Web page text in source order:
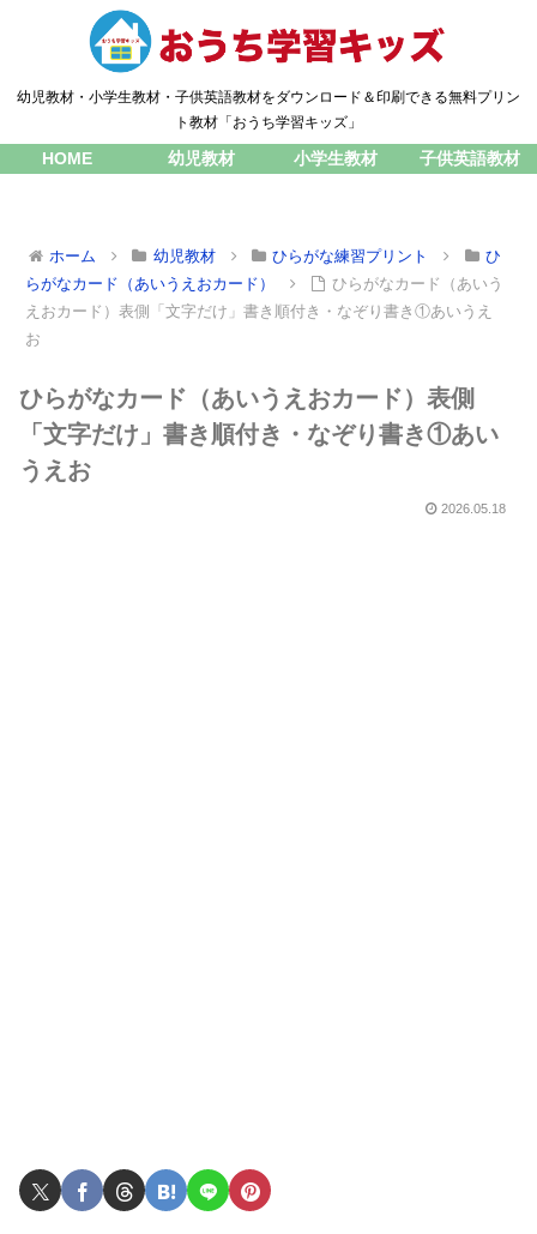
幼児教材・小学生教材・子供英語教材をダウンロード＆印刷できる無料プリン
ト教材「おうち学習キッズ」
HOME 幼児教材 小学生教材 子供英語教材
ホーム 幼児教材 ひらがな練習プリント
ひ
らがなカード（あいうえおカード）
ひらがなカード（あいう
えおカード）表側「文字だけ」書き順付き・なぞり書き①あいうえ
お
ひらがなカード（あいうえおカード）表側
「文字だけ」書き順付き・なぞり書き①あい
うえお
2026.05.18